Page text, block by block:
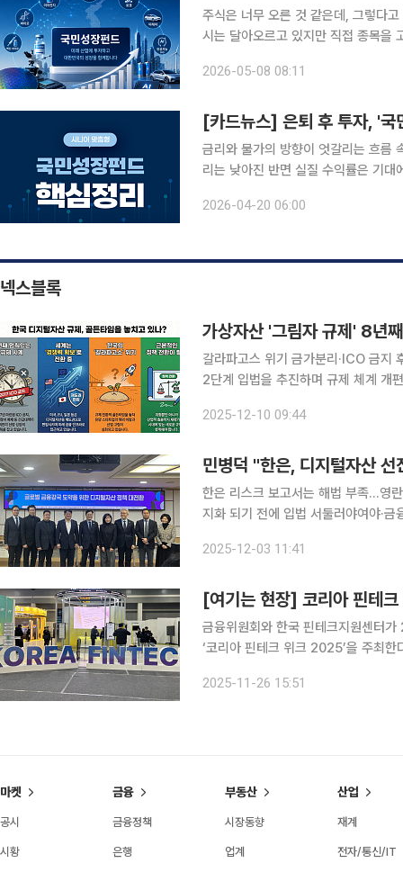
주식은 너무 오른 것 같은데, 그렇다
시는 달아오르고 있지만 직접 종목을 고르기엔
가 추진하는 ‘국민성장펀드’에 관심
2026-05-08 08:11
[카드뉴스] 은퇴 후 투자, '국
금리와 물가의 방향이 엇갈리는 흐름
리는 낮아진 반면 실질 수익률은 기
‘국민성장펀드’가 새로운 투자 대안으
2026-04-20 06:00
넥스블록
가상자산 '그림자 규제' 8년
갈라파고스 위기 금가분리·ICO 금지 후유증
2단계 입법을 추진하며 규제 체계 개
경이 빠르게 바뀌는 만큼 한국도 정책
2025-12-10 09:44
한은 리스크 보고서는 해법 부족…영
지화 되기 전에 입법 서둘러야여야·
조율해 정부안을 제출해야하는 가운
2025-12-03 11:41
금융위원회와 한국 핀테크지원센터
‘코리아 핀테크 위크 2025’을 주최
윤한홍 정무위원장, 이세훈 금융감독
2025-11-26 15:51
마켓
공시
시황
금융
금융정책
은행
부동산
시장동향
업계
산업
재계
전자/통신/IT